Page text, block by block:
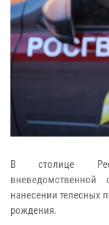
В столице
нанесении телесных
рождения.